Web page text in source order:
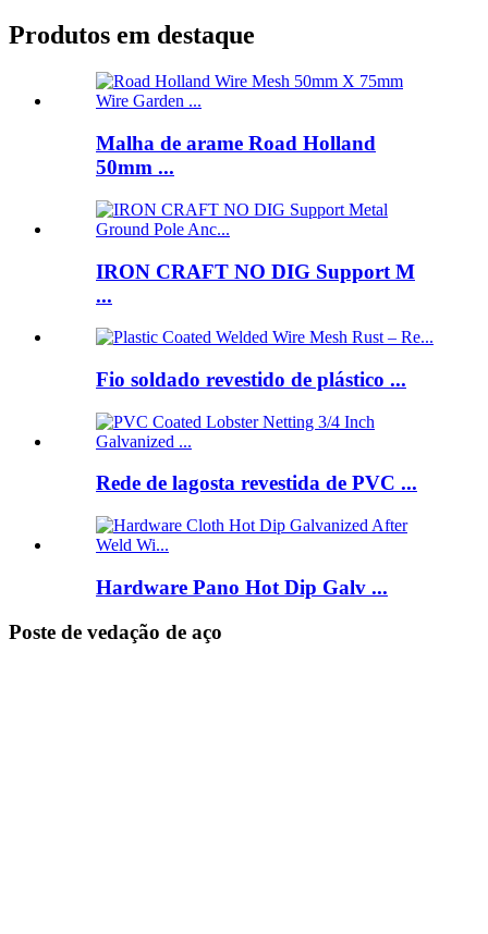
Produtos em destaque
Malha de arame Road Holland
50mm ...
IRON CRAFT NO DIG Support M
...
Fio soldado revestido de plástico ...
Rede de lagosta revestida de PVC ...
Hardware Pano Hot Dip Galv ...
Poste de vedação de aço